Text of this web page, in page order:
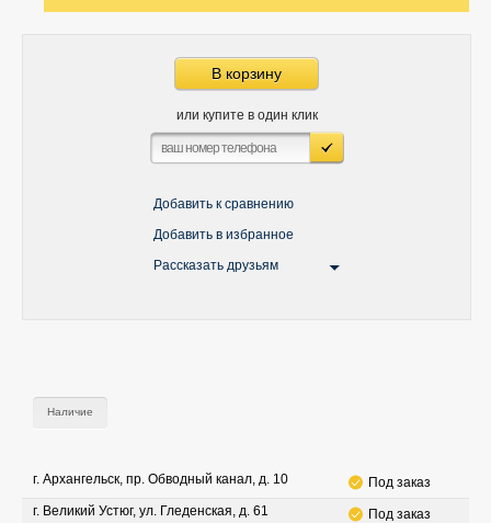
В корзину
или купите в один клик
Добавить к сравнению
Добавить в избранное
Рассказать друзьям
Наличие
г. Архангельск, пр. Обводный канал, д. 10
Под заказ
г. Великий Устюг, ул. Гледенская, д. 61
Под заказ